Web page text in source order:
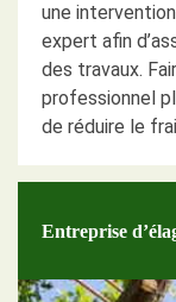
une
expert afin
des travaux.
professionnel
de réduire le
Entreprise